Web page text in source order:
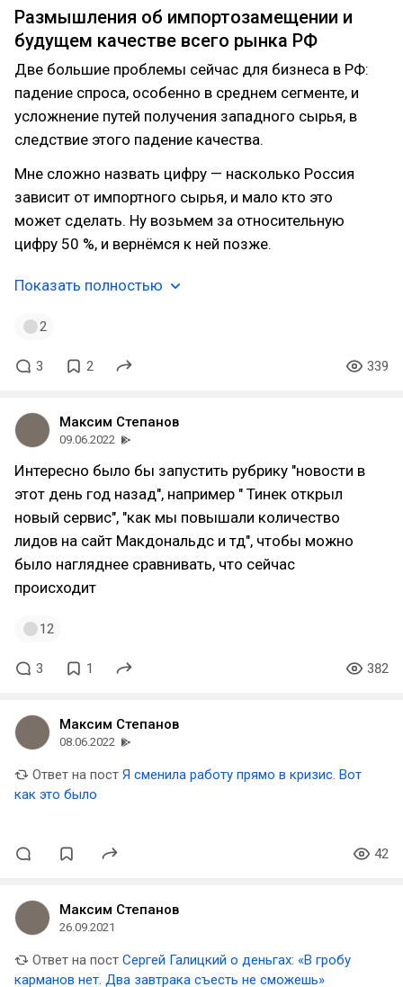
Размышления об импортозамещении и
будущем качестве всего рынка РФ
Две большие проблемы сейчас для бизнеса в РФ:
падение спроса, особенно в среднем сегменте, и
усложнение путей получения западного сырья, в
следствие этого падение качества.
Мне сложно назвать цифру — насколько Россия
зависит от импортного сырья, и мало кто это
может сделать. Ну возьмем за относительную
цифру 50 %, и вернёмся к ней позже.
Показать полностью
2
3 2 339
Максим Степанов
09.06.2022
Интересно было бы запустить рубрику "новости в
этот день год назад", например " Тинек открыл
новый сервис", "как мы повышали количество
лидов на сайт Макдональдс и тд", чтобы можно
было нагляднее сравнивать, что сейчас
происходит
12
3 1 382
Максим Степанов
08.06.2022
Ответ на пост Я сменила работу прямо в кризис. Вот
как это было
42
Максим Степанов
26.09.2021
Ответ на пост Сергей Галицкий о деньгах: «В гробу
карманов нет. Два завтрака съесть не сможешь»